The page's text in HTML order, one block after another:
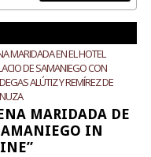
MARIDADA EN EL HOTEL
DE SAMANIEGO CON
ALÚTIZ Y REMÍREZ DE
MARIDADA DE
IN